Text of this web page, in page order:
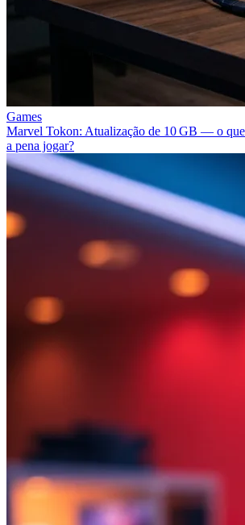
Games
Marvel Tokon: Atualização de 10 GB — o
a pena jogar?